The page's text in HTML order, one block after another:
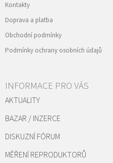
Kontakty
Doprava a platba
Obchodní podmínky
Podmínky ochrany osobních údajů
INFORMACE PRO VÁS
AKTUALITY
BAZAR / INZERCE
DISKUZNÍ FÓRUM
MĚŘENÍ REPRODUKTORŮ